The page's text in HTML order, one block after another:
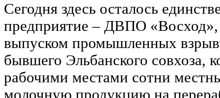
Сегодня здесь осталось
предприятие – ДВПО
выпуском промышленных
бывшего Эльбанского совхоза,
рабочими местами сотни